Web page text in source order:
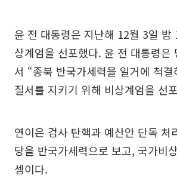
윤 전 대통령은 지난해 12월 3일 밤
상계엄을 선포했다. 윤 전 대통령은
서 “종북 반국가세력을 일거에 척
질서를 지키기 위해 비상계엄을 선
연이은 검사 탄핵과 예산안 단독 처
당을 반국가세력으로 보고, 국가비
셈이다.